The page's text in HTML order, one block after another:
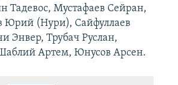
Тадевос, Мустафаев Сейран,
(Нури), Сайфуллаев
Энвер, Трубач Руслан,
Артем, Юнусов Арсен.